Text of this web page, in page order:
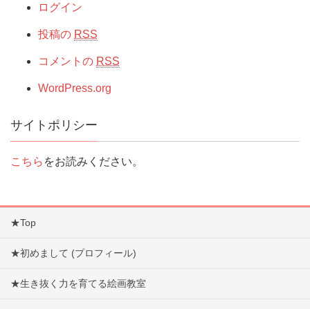
ログイン
投稿の RSS
コメントの RSS
WordPress.org
サイトポリシー
こちら をお読みください。
★Top
★初めまして (プロフィール)
★生き抜く力を育てる絵画教室